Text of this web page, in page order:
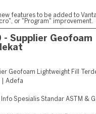
features to be added to
or "Program" improvement.
- Supplier Geofoam
Geofoam Lightweight Fill
| Adefa
Spesialis Standar ASTM &